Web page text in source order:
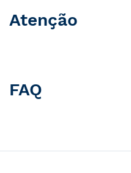
Atenção
FAQ